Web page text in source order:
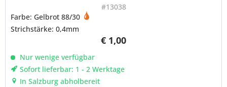
#13038
€ 1,00
Farbe: Gelbrot 88/30
Strichstärke: 0,4mm
Nur wenige verfügbar
Sofort lieferbar: 1 - 2 Werktage
In Salzburg abholbereit